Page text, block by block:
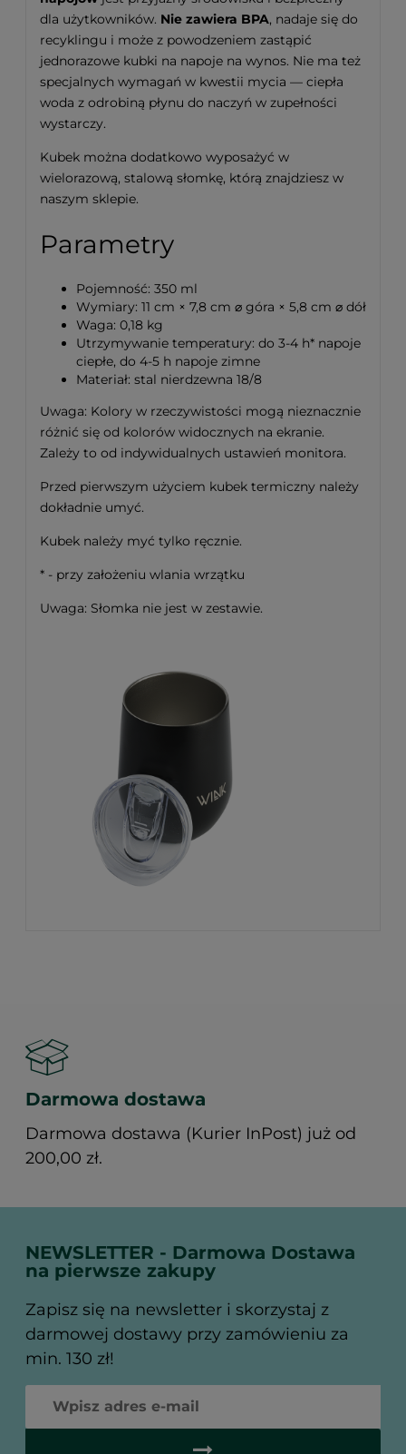
dla użytkowników. Nie zawiera BPA, nadaje się do
recyklingu i może z powodzeniem zastąpić
jednorazowe kubki na napoje na wynos. Nie ma też
specjalnych wymagań w kwestii mycia — ciepła
woda z odrobiną płynu do naczyń w zupełności
wystarczy.
Kubek można dodatkowo wyposażyć w
wielorazową, stalową słomkę, którą znajdziesz w
naszym sklepie.
Parametry
Pojemność: 350 ml
Wymiary: 11 cm × 7,8 cm ⌀ góra × 5,8 cm ⌀ dół
Waga: 0,18 kg
Utrzymywanie temperatury: do 3-4 h* napoje
ciepłe, do 4-5 h napoje zimne
Materiał: stal nierdzewna 18/8
Uwaga: Kolory w rzeczywistości mogą nieznacznie
różnić się od kolorów widocznych na ekranie.
Zależy to od indywidualnych ustawień monitora.
Przed pierwszym użyciem kubek termiczny należy
dokładnie umyć.
Kubek należy myć tylko ręcznie.
* - przy założeniu wlania wrzątku
Uwaga: Słomka nie jest w zestawie.
Darmowa dostawa
Darmowa dostawa (Kurier InPost) już od
200,00 zł.
NEWSLETTER - Darmowa Dostawa
na pierwsze zakupy
Zapisz się na newsletter i skorzystaj z
darmowej dostawy przy zamówieniu za
min. 130 zł!